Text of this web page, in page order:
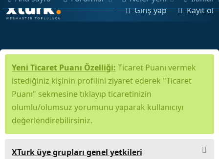
Giriş yap Kayıt ol
Yeni Ticaret Puanı Özelliği: Ticaret Puanı vermek
istediğiniz kişinin profilini ziyaret ederek "Ticaret
Puanı" sekmesine tıklayıp ticaretinizin
olumlu/olumsuz yorumunu yaparak kullanıcıyı
değerlendirebilirsiniz.
XTurk üye grupları genel yetkileri